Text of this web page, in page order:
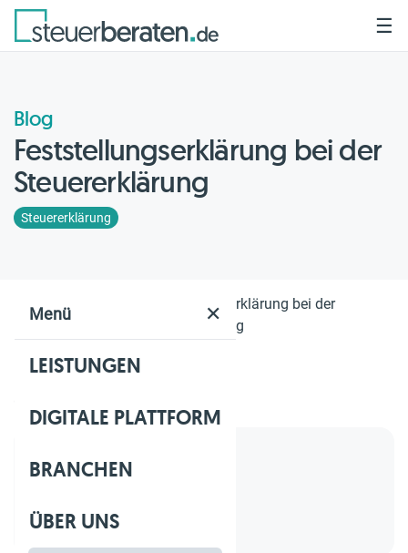
Menü ✕
LEISTUNGEN
DIGITALE PLATTFORM
BRANCHEN
ÜBER UNS
☰
Blog
Feststellungserklärung bei der
Steuererklärung
Steuererklärung
Home
Feststellungserklärung bei der
Steuererklärung
Inhaltsverzeichnis
2. Ein Beispiel